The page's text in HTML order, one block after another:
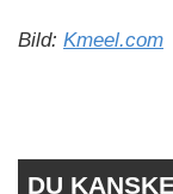
Bild: Kmeel.com
DU